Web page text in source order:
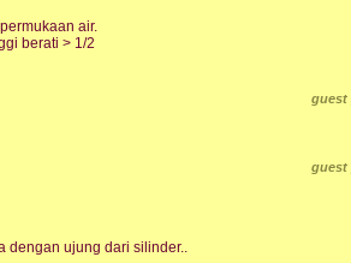
air.
berati > 1/2
guest
guest
dengan ujung dari silinder..